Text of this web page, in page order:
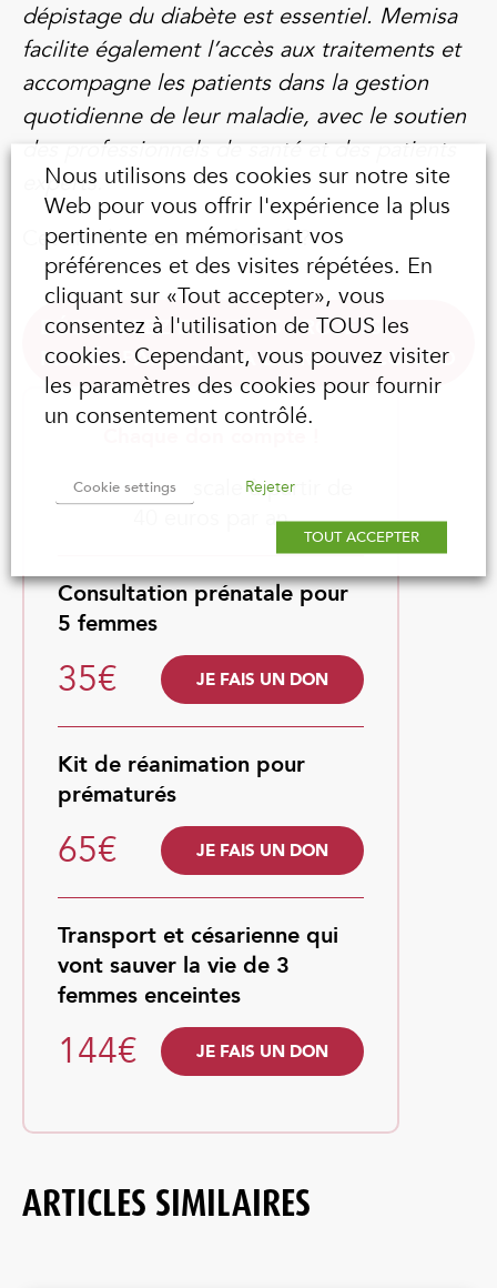
dépistage du diabète est essentiel. Memisa
facilite également l’accès aux traitements et
accompagne les patients dans la gestion
quotidienne de leur maladie, avec le soutien
des professionnels de santé et des patients
experts.
Cet article vous a intéressé ?
DÉCOUVREZ D’AUTRES PROJETS
MENÉS PAR MEMISA EN RD DU CONGO
Déduction fiscale à partir de
40 euros par an
Consultation prénatale pour
5 femmes
35€ JE FAIS UN DON
Kit de réanimation pour
prématurés
65€ JE FAIS UN DON
Transport et césarienne qui
vont sauver la vie de 3
femmes enceintes
144€ JE FAIS UN DON
ARTICLES SIMILAIRES
Nous utilisons des cookies sur notre site
Web pour vous offrir l'expérience la plus
pertinente en mémorisant vos
préférences et des visites répétées. En
cliquant sur «Tout accepter», vous
consentez à l'utilisation de TOUS les
cookies. Cependant, vous pouvez visiter
les paramètres des cookies pour fournir
un consentement contrôlé.
Cookie settings Rejeter
TOUT ACCEPTER